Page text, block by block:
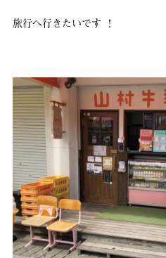
旅行へ行きたいです ！